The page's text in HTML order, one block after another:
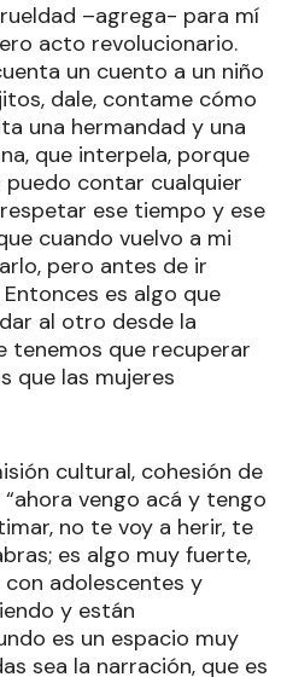
–agrega- para mí
acto revolucionario.
un cuento a un niño
dale, contame cómo
una hermandad y una
que interpela, porque
puedo contar cualquier
ese tiempo y ese
cuando vuelvo a mi
pero antes de ir
es algo que
al otro desde la
tenemos que recuperar
que las mujeres
cultural, cohesión de
vengo acá y tengo
no te voy a herir, te
es algo muy fuerte,
adolescentes y
y están
es un espacio muy
sea la narración, que es